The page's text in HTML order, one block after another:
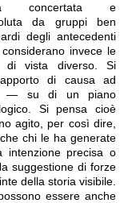
concertata e
da gruppi ben
degli antecedenti
invece le
vista diverso. Si
di causa ad
— su di un piano
Si pensa cioè
agito, per così dire,
chi le ha generate
intenzione precisa o
suggestione di forze
della storia visibile.
essere anche